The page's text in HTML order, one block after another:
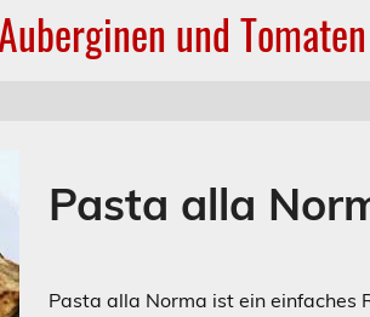
und Tomaten
Pasta alla
Pasta alla Norma ist ein einfaches